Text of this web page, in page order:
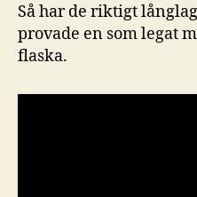
Så har de riktigt
provade en som legat
flaska.